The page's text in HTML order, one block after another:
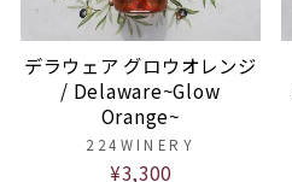
デラウェア グロウオレンジ
/ Delaware~Glow
Orange~
224WINERY
¥3,300